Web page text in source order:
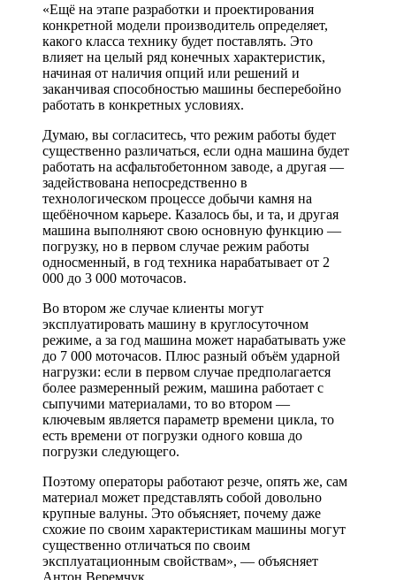
«Ещё на этапе разработки и проектирования
конкретной модели производитель определяет,
какого класса технику будет поставлять. Это
влияет на целый ряд конечных характеристик,
начиная от наличия опций или решений и
заканчивая способностью машины бесперебойно
работать в конкретных условиях.
Думаю, вы согласитесь, что режим работы будет
существенно различаться, если одна машина будет
работать на асфальтобетонном заводе, а другая —
задействована непосредственно в
технологическом процессе добычи камня на
щебёночном карьере. Казалось бы, и та, и другая
машина выполняют свою основную функцию —
погрузку, но в первом случае режим работы
односменный, в год техника нарабатывает от 2
000 до 3 000 моточасов.
Во втором же случае клиенты могут
эксплуатировать машину в круглосуточном
режиме, а за год машина может нарабатывать уже
до 7 000 моточасов. Плюс разный объём ударной
нагрузки: если в первом случае предполагается
более размеренный режим, машина работает с
сыпучими материалами, то во втором —
ключевым является параметр времени цикла, то
есть времени от погрузки одного ковша до
погрузки следующего.
Поэтому операторы работают резче, опять же, сам
материал может представлять собой довольно
крупные валуны. Это объясняет, почему даже
схожие по своим характеристикам машины могут
существенно отличаться по своим
эксплуатационным свойствам», — объясняет
Антон Веремчук.